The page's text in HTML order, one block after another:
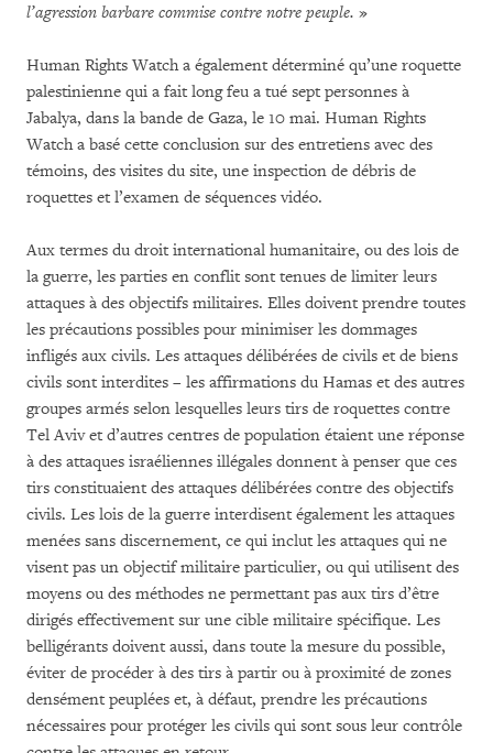
l’agression barbare commise contre notre peuple. »
Human Rights Watch a également déterminé qu’une roquette
palestinienne qui a fait long feu a tué sept personnes à
Jabalya, dans la bande de Gaza, le 10 mai. Human Rights
Watch a basé cette conclusion sur des entretiens avec des
témoins, des visites du site, une inspection de débris de
roquettes et l’examen de séquences vidéo.
Aux termes du droit international humanitaire, ou des lois de
la guerre, les parties en conflit sont tenues de limiter leurs
attaques à des objectifs militaires. Elles doivent prendre toutes
les précautions possibles pour minimiser les dommages
infligés aux civils. Les attaques délibérées de civils et de biens
civils sont interdites – les affirmations du Hamas et des autres
groupes armés selon lesquelles leurs tirs de roquettes contre
Tel Aviv et d’autres centres de population étaient une réponse
à des attaques israéliennes illégales donnent à penser que ces
tirs constituaient des attaques délibérées contre des objectifs
civils. Les lois de la guerre interdisent également les attaques
menées sans discernement, ce qui inclut les attaques qui ne
visent pas un objectif militaire particulier, ou qui utilisent des
moyens ou des méthodes ne permettant pas aux tirs d’être
dirigés effectivement sur une cible militaire spécifique. Les
belligérants doivent aussi, dans toute la mesure du possible,
éviter de procéder à des tirs à partir ou à proximité de zones
densément peuplées et, à défaut, prendre les précautions
nécessaires pour protéger les civils qui sont sous leur contrôle